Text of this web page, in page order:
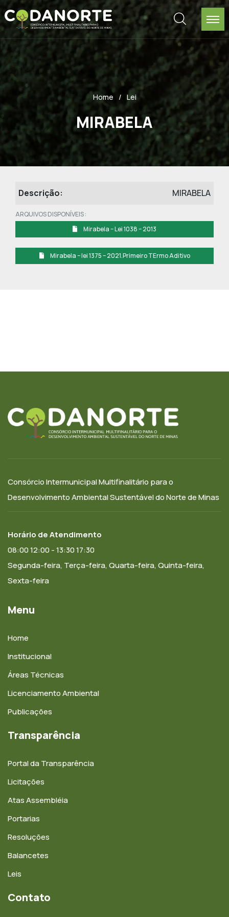
Home Lei
MIRABELA
Descrição: MIRABELA
ARQUIVOS DISPONÍVEIS :
Mirabela – Lei 1038 – 2013
Mirabela – lei 1375 – 2021.Primeiro TErmo Aditivo
Consórcio Intermunicipal Multifinalitário para o
Desenvolvimento Ambiental Sustentável do Norte de Minas
Horário de Atendimento
08:00 12:00 - 13:30 17:30
Segunda-feira, Terça-feira, Quarta-feira, Quinta-feira,
Sexta-feira
Menu
Home
Institucional
Áreas Técnicas
Licenciamento Ambiental
Publicações
Transparência
Portal da Transparência
Licitações
Atas Assembléia
Portarias
Resoluções
Balancetes
Leis
Contato